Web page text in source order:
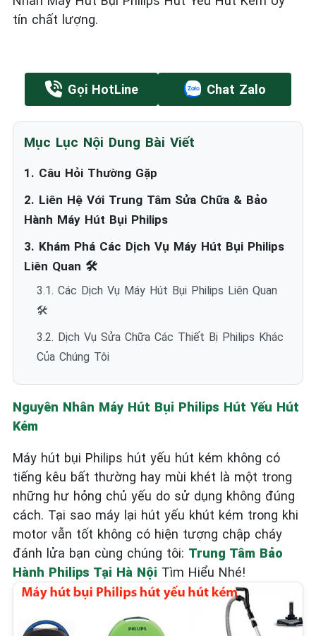
tín chất lượng.
Gọi HotLine Chat Zalo
Mục Lục Nội Dung Bài Viết
1. Câu Hỏi Thường Gặp
2. Liên Hệ Với Trung Tâm Sửa Chữa & Bảo
Hành Máy Hút Bụi Philips
3. Khám Phá Các Dịch Vụ Máy Hút Bụi Philips
Liên Quan 🛠️
3.1. Các Dịch Vụ Máy Hút Bụi Philips Liên Quan
🛠️
3.2. Dịch Vụ Sửa Chữa Các Thiết Bị Philips Khác
Của Chúng Tôi
Nguyên Nhân Máy Hút Bụi Philips Hút Yếu Hút
Kém
Máy hút bụi Philips hút yếu hút kém không có
tiếng kêu bất thường hay mùi khét là một trong
những hư hỏng chủ yếu do sử dụng không đúng
cách. Tại sao máy lại hút yếu khút kém trong khi
motor vẫn tốt không có hiện tượng chập cháy
đánh lửa bạn cùng chúng tôi: Trung Tâm Bảo
Hành Philips Tại Hà Nội Tìm Hiểu Nhé!